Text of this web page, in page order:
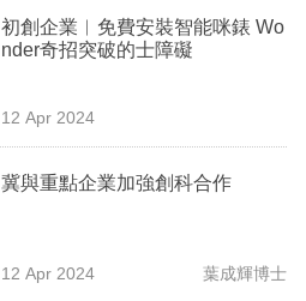
初創企業︳免費安裝智能咪錶 Wo
nder奇招突破的士障礙
12 Apr 2024
冀與重點企業加強創科合作
12 Apr 2024 葉成輝博士